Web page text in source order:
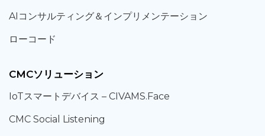
AIコンサルティング＆ インプリメンテーション
ローコード
CMCソリューション
IoTスマートデバイス – CIVAMS.Face
CMC Social Listening